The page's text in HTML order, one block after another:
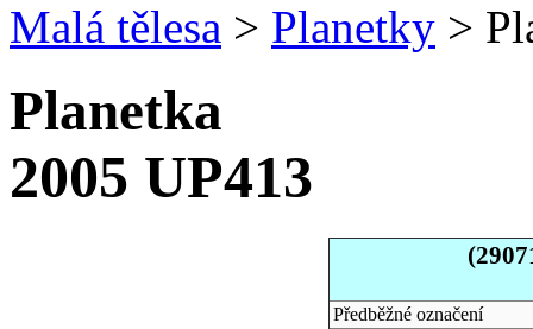
Malá tělesa > Planetky >
Planetka
2005 UP413
Předběžné označení